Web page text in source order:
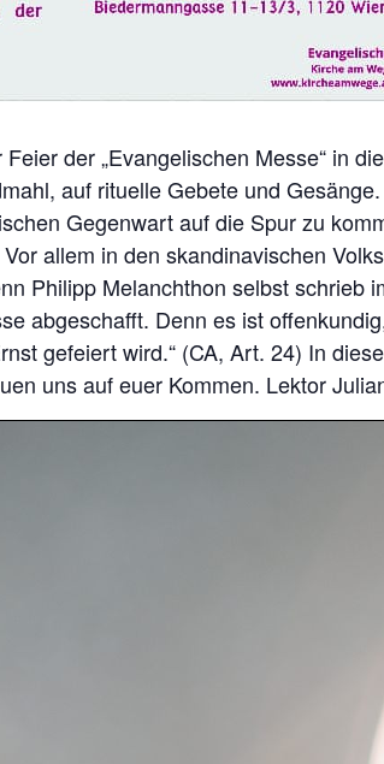
der „Evangelischen Messe“ in
auf rituelle Gebete und
Gegenwart auf die Spur zu
allem in den skandinavischen
Philipp Melanchthon selbst schrieb
abgeschafft. Denn es ist
gefeiert wird.“ (CA, Art. 24) In
uns auf euer Kommen. Lektor